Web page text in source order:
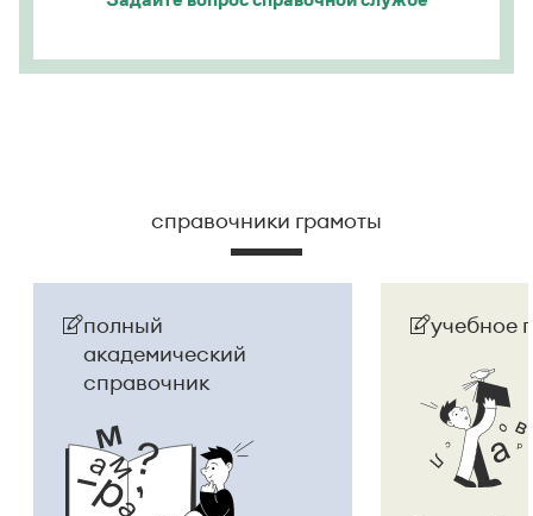
справочники грамоты
полный
академический
справочник
учебное